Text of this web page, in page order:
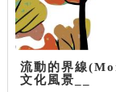
流動的界線
文化風景__